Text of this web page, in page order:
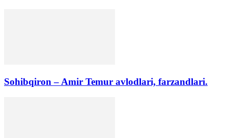
Sohibqiron – Amir Temur avlodlari, farzandlari.